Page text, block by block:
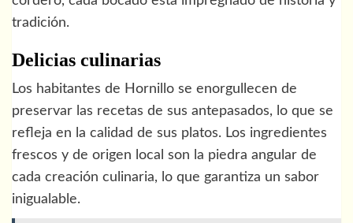
tradición.
Delicias culinarias
Los habitantes de Hornillo se enorgullecen de
preservar las recetas de sus antepasados, lo que se
refleja en la calidad de sus platos. Los ingredientes
frescos y de origen local son la piedra angular de
cada creación culinaria, lo que garantiza un sabor
inigualable.